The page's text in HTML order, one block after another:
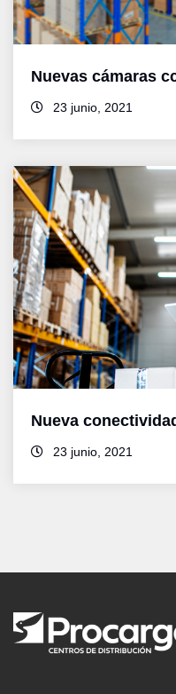
Nuevas cámaras
23 junio, 2021
Nueva
23 junio, 2021